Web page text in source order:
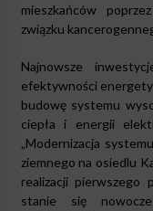
mieszkańców
związku
Najnowsze
efektywności
budowę systemu
ciepła i energii
„Modernizacja
ziemnego na osiedlu
realizacji pierwszego
stanie się